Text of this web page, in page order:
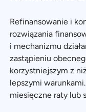
Refinansowanie i
rozwiązania
i mechanizmu
zastąpieniu
korzystniejszym z
lepszymi
miesięczne raty lub